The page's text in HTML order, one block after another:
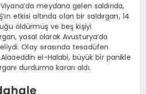
meydana gelen saldırıda,
etkisi altında olan bir saldırgan, 14
öldürmüş ve beş kişiyi
yasal olarak Avusturya’da
Olay sırasında tesadüfen
el-Halabi, büyük bir panikle
durdurma kararı aldı.